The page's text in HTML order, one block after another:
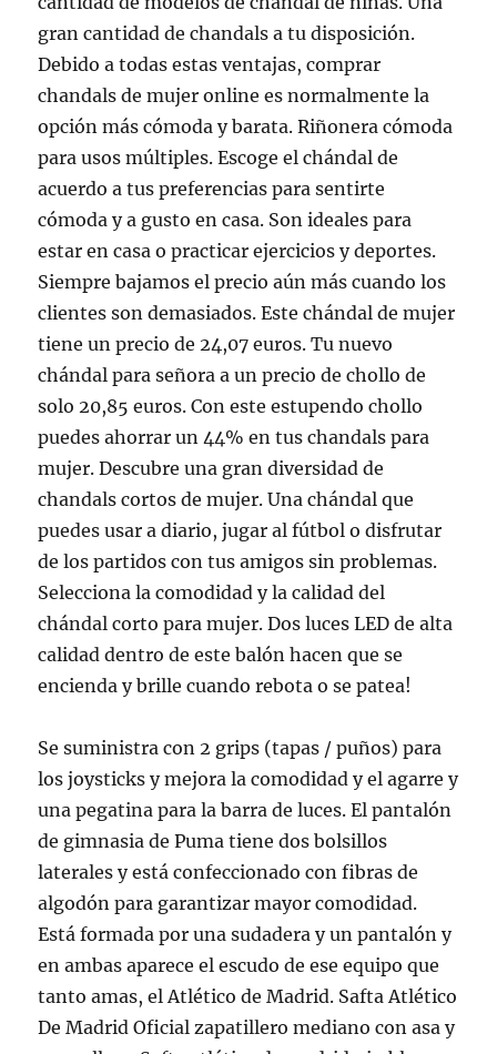
gran cantidad de chandals a tu disposición.
Debido a todas estas ventajas, comprar
chandals de mujer online es normalmente la
opción más cómoda y barata. Riñonera cómoda
para usos múltiples. Escoge el chándal de
acuerdo a tus preferencias para sentirte
cómoda y a gusto en casa. Son ideales para
estar en casa o practicar ejercicios y deportes.
Siempre bajamos el precio aún más cuando los
clientes son demasiados. Este chándal de mujer
tiene un precio de 24,07 euros. Tu nuevo
chándal para señora a un precio de chollo de
solo 20,85 euros. Con este estupendo chollo
puedes ahorrar un 44% en tus chandals para
mujer. Descubre una gran diversidad de
chandals cortos de mujer. Una chándal que
puedes usar a diario, jugar al fútbol o disfrutar
de los partidos con tus amigos sin problemas.
Selecciona la comodidad y la calidad del
chándal corto para mujer. Dos luces LED de alta
calidad dentro de este balón hacen que se
encienda y brille cuando rebota o se patea!
Se suministra con 2 grips (tapas / puños) para
los joysticks y mejora la comodidad y el agarre y
una pegatina para la barra de luces. El pantalón
de gimnasia de Puma tiene dos bolsillos
laterales y está confeccionado con fibras de
algodón para garantizar mayor comodidad.
Está formada por una sudadera y un pantalón y
en ambas aparece el escudo de ese equipo que
tanto amas, el Atlético de Madrid. Safta Atlético
De Madrid Oficial zapatillero mediano con asa y